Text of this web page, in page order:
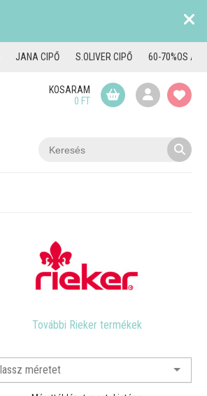
JANA CIPŐ S.OLIVER CIPŐ 60-70%OS
KOSARAM
0 FT
További Rieker termékek